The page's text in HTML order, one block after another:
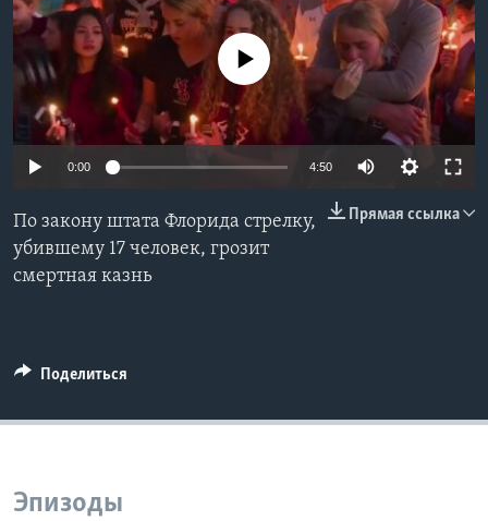
Learning English
СОЦИАЛЬНЫЕ СЕТИ
No media source currently available
0:00 4:50
Прямая ссылка
По закону штата Флорида стрелку,
убившему 17 человек, грозит
смертная казнь
Поделиться
Эпизоды